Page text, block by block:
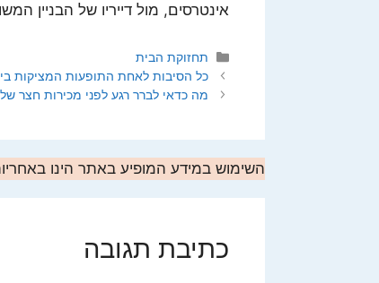
אינטרסים, מול דייריו של הבניין
קטגוריות
תחזוקת הבית
כל הסיבות לאחת התופעות המציקות
מה כדאי לברר רגע לפני מכירות חצר
השימוש במידע המופיע באתר הינו
כתיבת תגובה